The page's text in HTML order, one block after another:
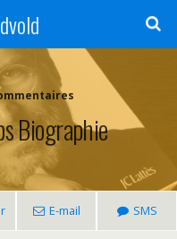
Biographie
E-mail SMS